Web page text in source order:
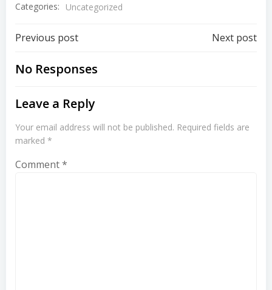
Categories: Uncategorized
Post
navigation
Previous post Next post
No Responses
Leave a Reply
Your email address will not be published. Required fields are
marked *
Comment*